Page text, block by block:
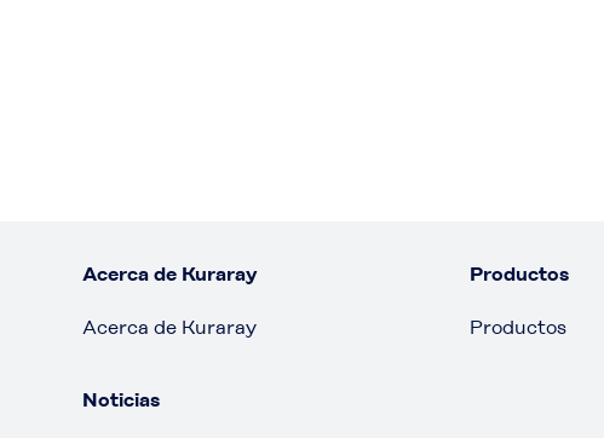
Acerca de Kuraray
Acerca de Kuraray
Noticias
Productos
Productos